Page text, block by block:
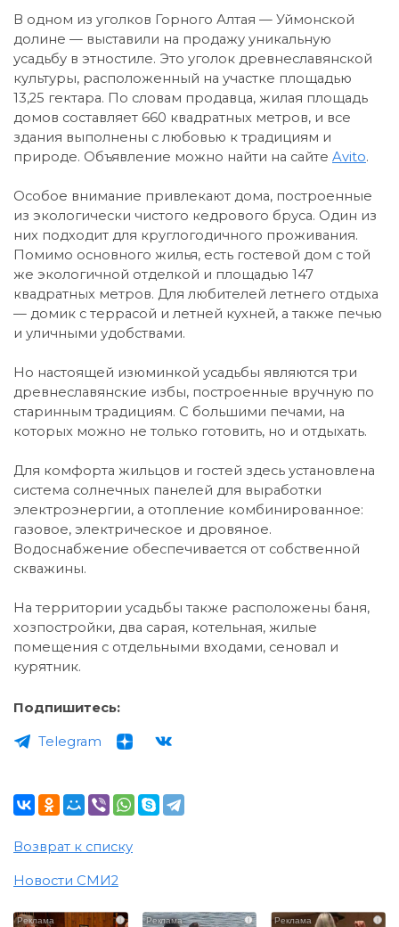
В одном из уголков Горного Алтая — Уймонской
долине — выставили на продажу уникальную
усадьбу в этностиле. Это уголок древнеславянской
культуры, расположенный на участке площадью
13,25 гектара. По словам продавца, жилая площадь
домов составляет 660 квадратных метров, и все
здания выполнены с любовью к традициям и
природе. Объявление можно найти на сайте Avito.
Особое внимание привлекают дома, построенные
из экологически чистого кедрового бруса. Один из
них подходит для круглогодичного проживания.
Помимо основного жилья, есть гостевой дом с той
же экологичной отделкой и площадью 147
квадратных метров. Для любителей летнего отдыха
— домик с террасой и летней кухней, а также печью
и уличными удобствами.
Но настоящей изюминкой усадьбы являются три
древнеславянские избы, построенные вручную по
старинным традициям. С большими печами, на
которых можно не только готовить, но и отдыхать.
Для комфорта жильцов и гостей здесь установлена
система солнечных панелей для выработки
электроэнергии, а отопление комбинированное:
газовое, электрическое и дровяное.
Водоснабжение обеспечивается от собственной
скважины.
На территории усадьбы также расположены баня,
хозпостройки, два сарая, котельная, жилые
помещения с отдельными входами, сеновал и
курятник.
Подпишитесь:
Telegram
Возврат к списку
Новости СМИ2
i i i